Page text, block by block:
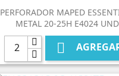
PERFORADOR MAPED
METAL 20-25H E4024 UND
